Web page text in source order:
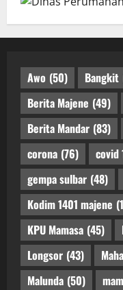
Awo (50) Bangkit
Berita Majene (49)
Berita Mandar (83)
corona (76) covid
gempa sulbar (48)
Kodim 1401 majene
KPU Mamasa (45)
Longsor (43)
Malunda (50)